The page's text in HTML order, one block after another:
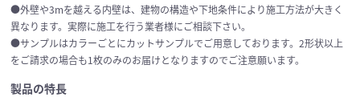
●外壁や3mを越える内壁は、建物の構造や下地条件により施工方法が大きく
異なります。実際に施工を行う業者様にご相談下さい。
●サンプルはカラーごとにカットサンプルでご用意しております。2形状以上
をご請求の場合も1枚のみのお届けとなりますのでご注意願います。
製品の特長